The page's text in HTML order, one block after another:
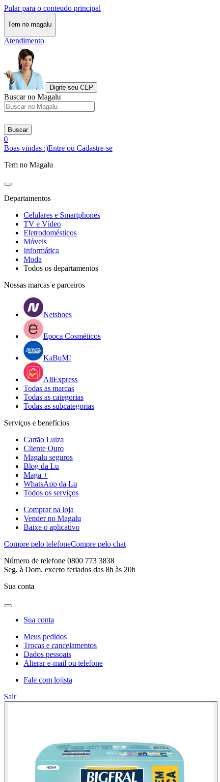
Pular para o conteudo principal
Tem no magalu
Atendimento
Digite seu CEP
Buscar no Magalu
Buscar
0
Boas vindas :)Entre ou Cadastre-se
Tem no Magalu
Departamentos
Celulares e Smartphones
TV e Vídeo
Eletrodomésticos
Móveis
Informática
Moda
Todos os departamentos
Nossas marcas e parceiros
Netshoes
Epoca Cosméticos
KaBuM!
AliExpress
Todas as marcas
Todas as categorias
Todas as subcategorias
Serviços e benefícios
Cartão Luiza
Cliente Ouro
Magalu seguros
Blog da Lu
Maga +
WhatsApp da Lu
Todos os serviços
Comprar na loja
Vender no Magalu
Baixe o aplicativo
Compre pelo telefoneCompre pelo chat
Número de telefone 0800 773 3838
Seg. à Dom. exceto feriados das 8h às 20h
Sua conta
Sua conta
Meus pedidos
Trocas e cancelamentos
Dados pessoais
Alterar e-mail ou telefone
Fale com lojista
Sair